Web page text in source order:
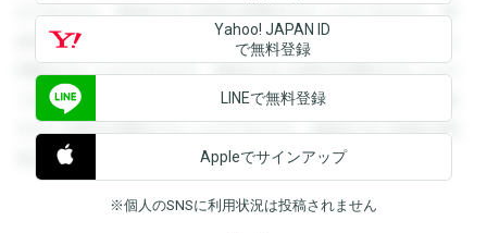
ができます。登録すると回答を閲覧することができます。登
録すると回答を閲覧することができます。登録すると回答を
閲覧することができます。登録すると回答を閲覧することが
できます。登録すると回答を閲覧することができます。登録
すると回答を閲覧することができます。登録すると回答を閲
覧することができます。
Yahoo! JAPAN ID
で無料登録
LINEで無料登録
Appleでサインアップ
※個人のSNSに利用状況は投稿されません